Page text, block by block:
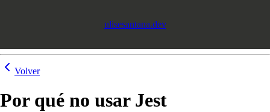
ulisesantana.dev
Volver
Por qué no usar Jest